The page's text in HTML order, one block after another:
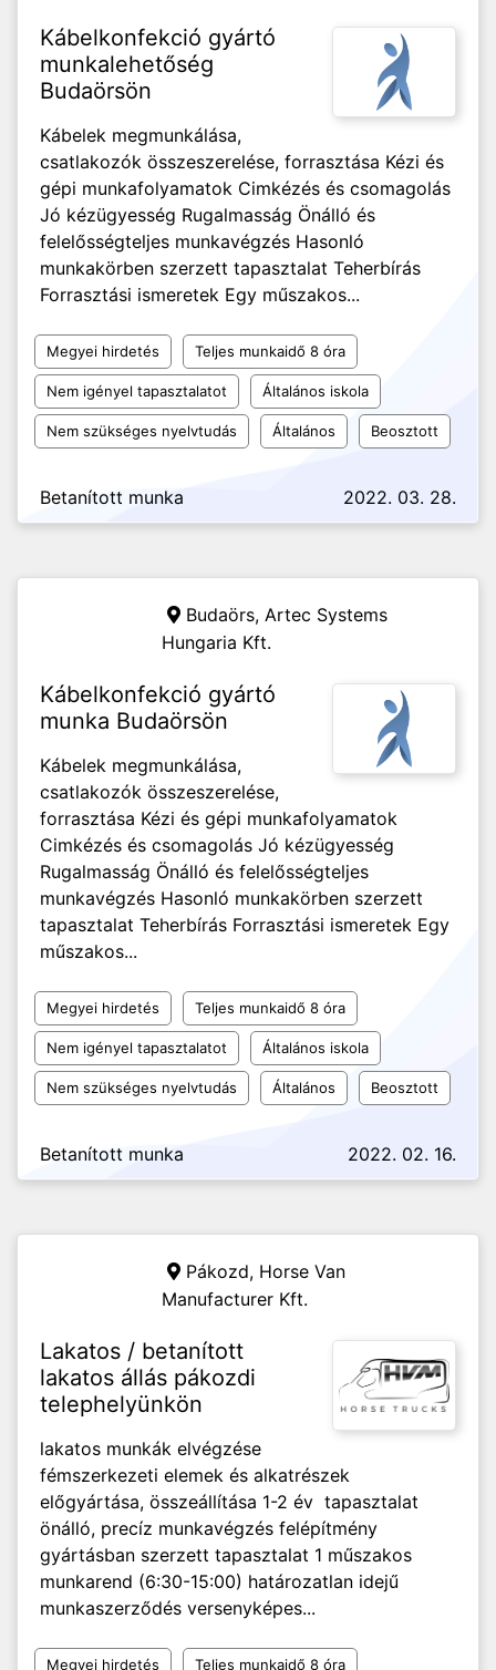
Kábelkonfekció gyártó
munkalehetőség
Budaörsön
Kábelek megmunkálása,
csatlakozók összeszerelése, forrasztása Kézi és
gépi munkafolyamatok Cimkézés és csomagolás
Jó kézügyesség Rugalmasság Önálló és
felelősségteljes munkavégzés Hasonló
munkakörben szerzett tapasztalat Teherbírás
Forrasztási ismeretek Egy műszakos...
Megyei hirdetés Teljes munkaidő 8 óra
Nem igényel tapasztalatot Általános iskola
Nem szükséges nyelvtudás Általános Beosztott
Betanított munka 2022. 03. 28.
Budaörs, Artec Systems
Hungaria Kft.
Kábelkonfekció gyártó
munka Budaörsön
Kábelek megmunkálása,
csatlakozók összeszerelése,
forrasztása Kézi és gépi munkafolyamatok
Cimkézés és csomagolás Jó kézügyesség
Rugalmasság Önálló és felelősségteljes
munkavégzés Hasonló munkakörben szerzett
tapasztalat Teherbírás Forrasztási ismeretek Egy
műszakos...
Megyei hirdetés Teljes munkaidő 8 óra
Nem igényel tapasztalatot Általános iskola
Nem szükséges nyelvtudás Általános Beosztott
Betanított munka 2022. 02. 16.
Pákozd, Horse Van
Manufacturer Kft.
Lakatos / betanított
lakatos állás pákozdi
telephelyünkön
lakatos munkák elvégzése
fémszerkezeti elemek és alkatrészek
előgyártása, összeállítása 1-2 év tapasztalat
önálló, precíz munkavégzés felépítmény
gyártásban szerzett tapasztalat 1 műszakos
munkarend (6:30-15:00) határozatlan idejű
munkaszerződés versenyképes...
Megyei hirdetés Teljes munkaidő 8 óra